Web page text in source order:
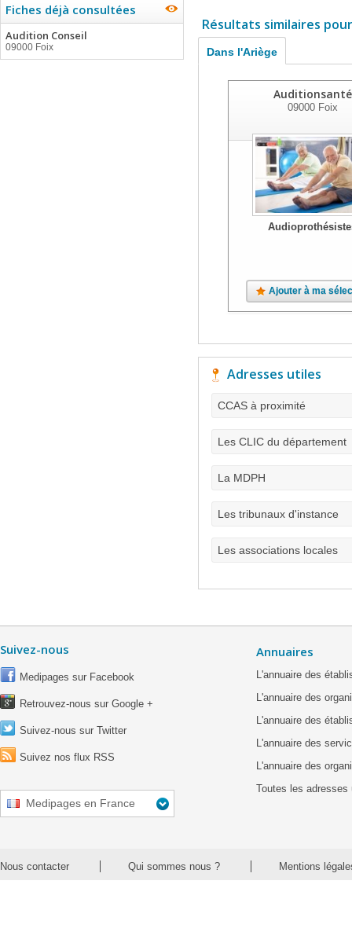
Fiches déjà consultées
Audition Conseil
09000 Foix
Résultats similaires
Dans l'Ariège
Auditionsanté
09000Foix
Ajouter à ma
Adresses utiles
CCAS à proximité
Les CLIC du département
La MDPH
Les tribunaux d'instance
Les associations locales
Suivez-nous
Medipages sur Facebook
Retrouvez-nous sur Google +
Suivez-nous sur Twitter
Suivez nos flux RSS
Medipages en France
Annuaires
L'annuaire des
L'annuaire des
L'annuaire des
L'annuaire des
L'annuaire des
Toutes les adresses
Nous contacter Qui sommes nous ? Mentions